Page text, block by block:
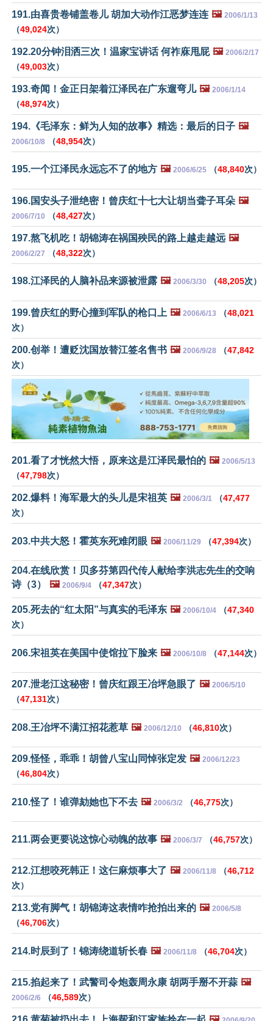
191.由喜贵卷铺盖卷儿 胡加大动作江恶梦连连 🖼️ 2006/1/13
（49,024次）
192.20分钟泪洒三次！温家宝讲话 何祚庥甩屁 🖼️ 2006/2/17
（49,003次）
193.奇闻！金正日架着江泽民在广东遛弯儿 🖼️ 2006/1/14
（48,974次）
194.《毛泽东：鲜为人知的故事》精选：最后的日子 🖼️
2006/10/8 （48,954次）
195.一个江泽民永远忘不了的地方 🖼️ 2006/6/25 （48,840次）
196.国安头子泄绝密！曾庆红十七大让胡当聋子耳朵 🖼️
2006/7/10 （48,427次）
197.熬飞机吃！胡锦涛在祸国殃民的路上越走越远 🖼️
2006/2/27 （48,322次）
198.江泽民的人脑补品来源被泄露 🖼️ 2006/3/30 （48,205次）
199.曾庆红的野心撞到军队的枪口上 🖼️ 2006/6/13 （48,021
次）
200.创举！遭贬沈国放替江签名售书 🖼️ 2006/9/28 （47,842
次）
201.看了才恍然大悟，原来这是江泽民最怕的 🖼️ 2006/5/13
（47,798次）
202.爆料！海军最大的头儿是宋祖英 🖼️ 2006/3/1 （47,477
次）
203.中共大怒！霍英东死难闭眼 🖼️ 2006/11/29 （47,394次）
204.在线欣赏！贝多芬第四代传人献给李洪志先生的交响
诗（3）
🖼️ 2006/9/4 （47,347次）
205.死去的“红太阳”与真实的毛泽东 🖼️ 2006/10/4 （47,340
次）
206.宋祖英在美国中使馆拉下脸来 🖼️ 2006/10/8 （47,144次）
207.泄老江这秘密！曾庆红跟王冶坪急眼了 🖼️ 2006/5/10
（47,131次）
208.王冶坪不满江招花惹草 🖼️ 2006/12/10 （46,810次）
209.怪怪，乖乖！胡曾八宝山同悼张定发 🖼️ 2006/12/23
（46,804次）
210.怪了！谁弹劾她也下不去 🖼️ 2006/3/2 （46,775次）
211.两会更要说这惊心动魄的故事 🖼️ 2006/3/7 （46,757次）
212.江想咬死韩正！这仨麻烦事大了 🖼️ 2006/11/8 （46,712
次）
213.党有脚气！胡锦涛这表情咋抢拍出来的 🖼️ 2006/5/8
（46,706次）
214.时辰到了！锦涛绕道斩长春 🖼️ 2006/11/8 （46,704次）
215.掐起来了！武警司令炮轰周永康 胡两手掰不开蒜 🖼️
2006/2/6 （46,589次）